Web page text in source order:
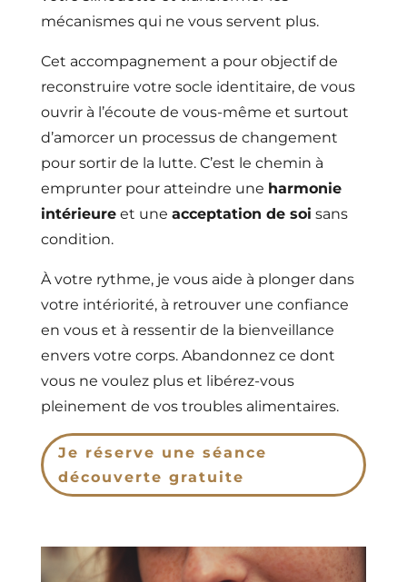
mécanismes qui ne vous servent plus.
Cet accompagnement a pour objectif de
reconstruire votre socle identitaire, de vous
ouvrir à l’écoute de vous-même et surtout
d’amorcer un processus de changement
pour sortir de la lutte. C’est le chemin à
emprunter pour atteindre une harmonie
intérieureet une acceptation de soi sans
condition.
À votre rythme, je vous aide à plonger dans
votre intériorité, à retrouver une confiance
en vous et à ressentir de la bienveillance
envers votre corps. Abandonnez ce dont
vous ne voulez plus et libérez-vous
pleinement de vos troubles alimentaires.
Je réserve une séance
découverte gratuite